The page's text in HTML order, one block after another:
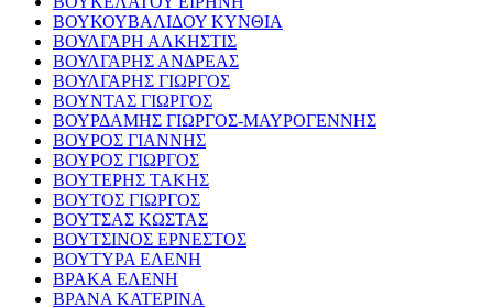
ΒΟΥΚΟΥΒΑΛΙΔΟΥ ΚΥΝΘΙΑ
ΒΟΥΛΓΑΡΗ ΑΛΚΗΣΤΙΣ
ΒΟΥΛΓΑΡΗΣ ΑΝΔΡΕΑΣ
ΒΟΥΛΓΑΡΗΣ ΓΙΩΡΓΟΣ
ΒΟΥΝΤΑΣ ΓΙΩΡΓΟΣ
ΒΟΥΡΔΑΜΗΣ ΓΙΩΡΓΟΣ-ΜΑΥΡΟΓΕΝΝΗΣ
ΒΟΥΡΟΣ ΓΙΑΝΝΗΣ
ΒΟΥΡΟΣ ΓΙΩΡΓΟΣ
ΒΟΥΤΕΡΗΣ ΤΑΚΗΣ
ΒΟΥΤΟΣ ΓΙΩΡΓΟΣ
ΒΟΥΤΣΑΣ ΚΩΣΤΑΣ
ΒΟΥΤΣΙΝΟΣ ΕΡΝΕΣΤΟΣ
ΒΟΥΤΥΡΑ ΕΛΕΝΗ
ΒΡΑΚΑ ΕΛΕΝΗ
ΒΡΑΝΑ ΚΑΤΕΡΙΝΑ